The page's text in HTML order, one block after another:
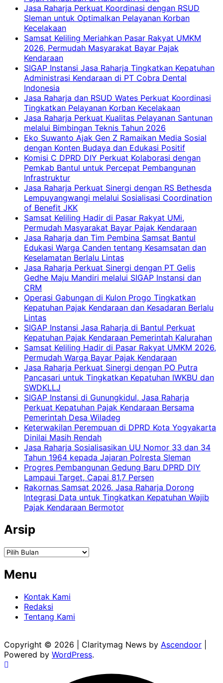
Jasa Raharja Perkuat Koordinasi dengan RSUD
Sleman untuk Optimalkan Pelayanan Korban
Kecelakaan
Samsat Keliling Meriahkan Pasar Rakyat UMKM
2026, Permudah Masyarakat Bayar Pajak
Kendaraan
SIGAP Instansi Jasa Raharja Tingkatkan Kepatuhan
Administrasi Kendaraan di PT Cobra Dental
Indonesia
Jasa Raharja dan RSUD Wates Perkuat Koordinasi
Tingkatkan Pelayanan Korban Kecelakaan
Jasa Raharja Perkuat Kualitas Pelayanan Santunan
melalui Bimbingan Teknis Tahun 2026
Eko Suwanto Ajak Gen Z Ramaikan Media Sosial
dengan Konten Budaya dan Edukasi Positif
Komisi C DPRD DIY Perkuat Kolaborasi dengan
Pemkab Bantul untuk Percepat Pembangunan
Infrastruktur
Jasa Raharja Perkuat Sinergi dengan RS Bethesda
Lempuyangwangi melalui Sosialisasi Coordination
of Benefit JKK
Samsat Keliling Hadir di Pasar Rakyat UMi,
Permudah Masyarakat Bayar Pajak Kendaraan
Jasa Raharja dan Tim Pembina Samsat Bantul
Edukasi Warga Canden tentang Kesamsatan dan
Keselamatan Berlalu Lintas
Jasa Raharja Perkuat Sinergi dengan PT Gelis
Gedhe Maju Mandiri melalui SIGAP Instansi dan
CRM
Operasi Gabungan di Kulon Progo Tingkatkan
Kepatuhan Pajak Kendaraan dan Kesadaran Berlalu
Lintas
SIGAP Instansi Jasa Raharja di Bantul Perkuat
Kepatuhan Pajak Kendaraan Pemerintah Kalurahan
Samsat Keliling Hadir di Pasar Rakyat UMKM 2026,
Permudah Warga Bayar Pajak Kendaraan
Jasa Raharja Perkuat Sinergi dengan PO Putra
Pancasari untuk Tingkatkan Kepatuhan IWKBU dan
SWDKLLJ
SIGAP Instansi di Gunungkidul, Jasa Raharja
Perkuat Kepatuhan Pajak Kendaraan Bersama
Pemerintah Desa Wiladeg
Keterwakilan Perempuan di DPRD Kota Yogyakarta
Dinilai Masih Rendah
Jasa Raharja Sosialisasikan UU Nomor 33 dan 34
Tahun 1964 kepada Jajaran Polresta Sleman
Progres Pembangunan Gedung Baru DPRD DIY
Lampaui Target, Capai 81,7 Persen
Rakornas Samsat 2026, Jasa Raharja Dorong
Integrasi Data untuk Tingkatkan Kepatuhan Wajib
Pajak Kendaraan Bermotor
Arsip
Arsip
Menu
Kontak Kami
Redaksi
Tentang Kami
Copyright © 2026 | Claritymag News by Ascendoor
Powered by WordPress.